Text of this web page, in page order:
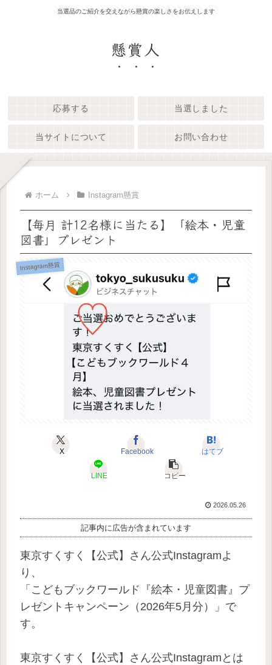
当選品のご紹介を交えながら懸賞の楽しさをお伝えします
懸賞人
応募する 当選しました
当サイトについて お問い合わせ
ホーム Instagram懸賞
【毎月 計12名様に当たる】「絵本・児童
図書」プレゼント
Instagram懸賞
X Facebook はてブ
LINE コピー
2026.05.26
記事内に広告が含まれています
東京すくすく【公式】さん公式Instagramよ
り、
「こどもブックワールド『絵本・児童図書』プ
レゼントキャンペーン（2026年5月分）」で
す。
東京すくすく【公式】さん公式Instagramとは